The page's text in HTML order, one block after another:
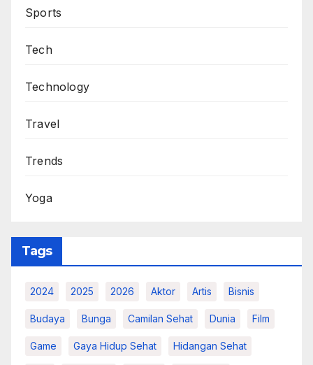
Sports
Tech
Technology
Travel
Trends
Yoga
Tags
2024 2025 2026 Aktor Artis Bisnis
Budaya Bunga Camilan Sehat Dunia Film
Game Gaya Hidup Sehat Hidangan Sehat